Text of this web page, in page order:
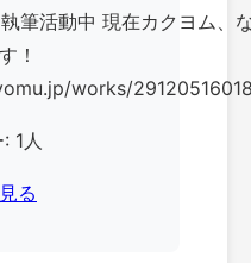
筆活動中 現在カクヨム、
！
works/
1人
る